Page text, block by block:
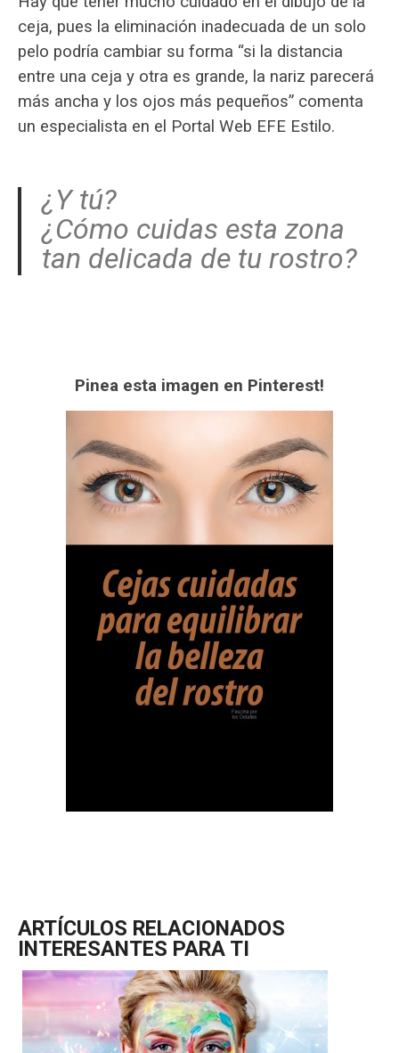
ceja, pues la eliminación inadecuada de un solo
pelo podría cambiar su forma “si la distancia
entre una ceja y otra es grande, la nariz parecerá
más ancha y los ojos más pequeños” comenta
un especialista en el Portal Web EFE Estilo.
¿Y tú?
¿Cómo cuidas esta zona
tan delicada de tu rostro?
Pinea esta imagen en Pinterest!
ARTÍCULOS RELACIONADOS
INTERESANTES PARA TI